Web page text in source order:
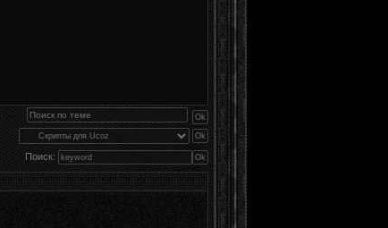
Поиск: